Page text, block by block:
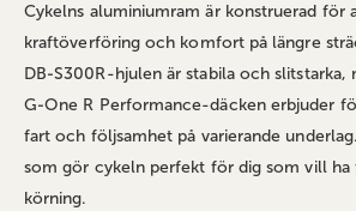
Cykelns aluminiumram är konstruerad för
kraftöverföring och komfort på längre
DB‑S300R-hjulen är stabila och slitstarka,
G‑One R Performance-däcken erbjuder
fart och följsamhet på varierande
som gör cykeln perfekt för dig som vill
körning.